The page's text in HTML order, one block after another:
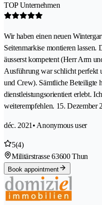
TOP Unternehmen
Wir haben einen neuen
Seitenmarkise montieren
äusserst kompetent (Herr Arm
Ausführung war schlicht perfekt
und Crew). Sämtliche Beteiligte
dienstleistungsorientiert erlebt.
weiterempfehlen. 15. Dezember
déc. 2021 • Anonymous user
5(4)
Militärstrasse 63600 Thun
Book appointment